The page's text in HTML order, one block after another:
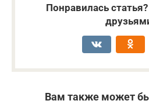
Понравилась
Вам также может